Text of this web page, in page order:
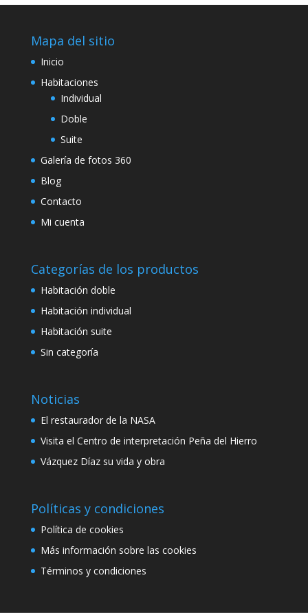
Mapa del sitio
Inicio
Habitaciones
Individual
Doble
Suite
Galería de fotos 360
Blog
Contacto
Mi cuenta
Categorías de los productos
Habitación doble
Habitación individual
Habitación suite
Sin categoría
Noticias
El restaurador de la NASA
Visita el Centro de interpretación Peña del Hierro
Vázquez Díaz su vida y obra
Políticas y condiciones
Política de cookies
Más información sobre las cookies
Términos y condiciones